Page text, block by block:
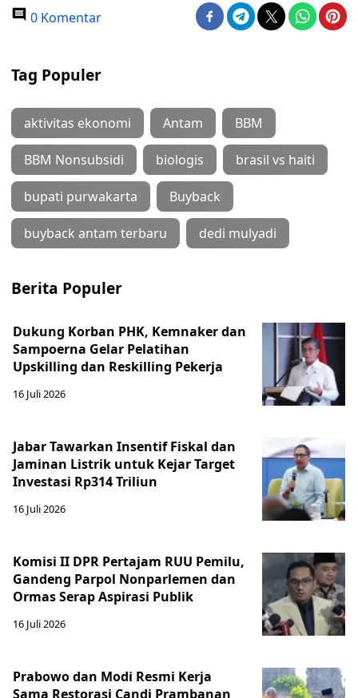
0 Komentar
Tag Populer
aktivitas ekonomi Antam BBM
BBM Nonsubsidi biologis brasil vs haiti
bupati purwakarta Buyback
buyback antam terbaru dedi mulyadi
Berita Populer
Dukung Korban PHK, Kemnaker dan
Sampoerna Gelar Pelatihan
Upskilling dan Reskilling Pekerja
16 Juli 2026
Jabar Tawarkan Insentif Fiskal dan
Jaminan Listrik untuk Kejar Target
Investasi Rp314 Triliun
16 Juli 2026
Komisi II DPR Pertajam RUU Pemilu,
Gandeng Parpol Nonparlemen dan
Ormas Serap Aspirasi Publik
16 Juli 2026
Prabowo dan Modi Resmi Kerja
Sama Restorasi Candi Prambanan